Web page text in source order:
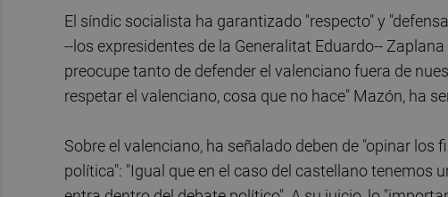
El síndic socialista ha garantizado "respecto" y
--los expresidentes de la Generalitat Eduardo--
preocupe tanto de defender el valenciano fuera de
respetar el valenciano, cosa que no hace" Mazón, ha
Sobre el valenciano, ha señalado deben de "opinar
política": "Igual que en el caso del castellano tenemos